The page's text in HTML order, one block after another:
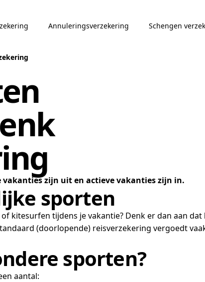
Annuleringsverzekering Schengen
zijn uit en actieve vakanties zijn in.
sporten
kitesurfen tijdens je vakantie? Denk er dan aan dat
(doorlopende) reisverzekering vergoedt
sporten?
aantal: